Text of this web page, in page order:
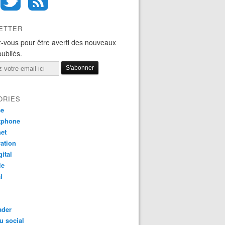
vous pour être averti des nouveaux
social